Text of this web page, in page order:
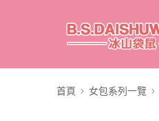
首頁 女包系列一覽